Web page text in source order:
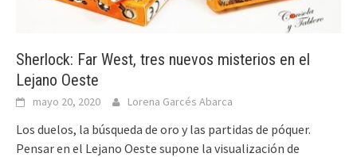
Sherlock: Far West, tres nuevos misterios en el
Lejano Oeste
mayo 20, 2020 Lorena Garcés Abarca
Los duelos, la búsqueda de oro y las partidas de póquer.
Pensar en el Lejano Oeste supone la visualización de